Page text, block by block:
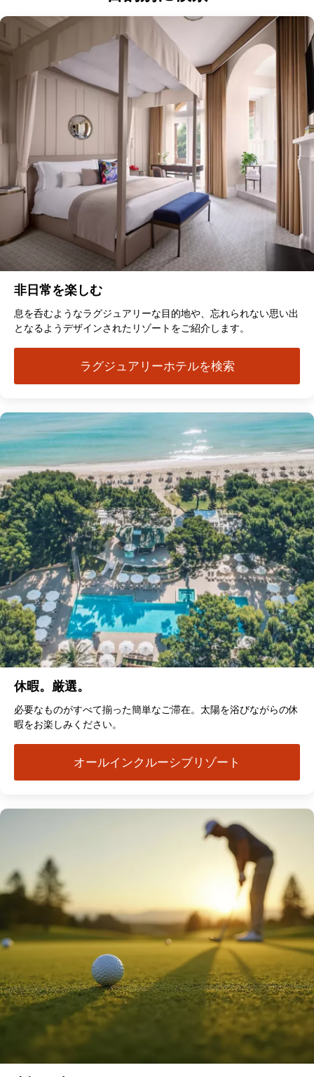
非日常を楽しむ
息を呑むようなラグジュアリーな目的地や、忘れられない思い出
となるようデザインされたリゾートをご紹介します。
ラグジュアリーホテルを検索
休暇。厳選。
必要なものがすべて揃った簡単なご滞在。太陽を浴びながらの休
暇をお楽しみください。
オールインクルーシブリゾート